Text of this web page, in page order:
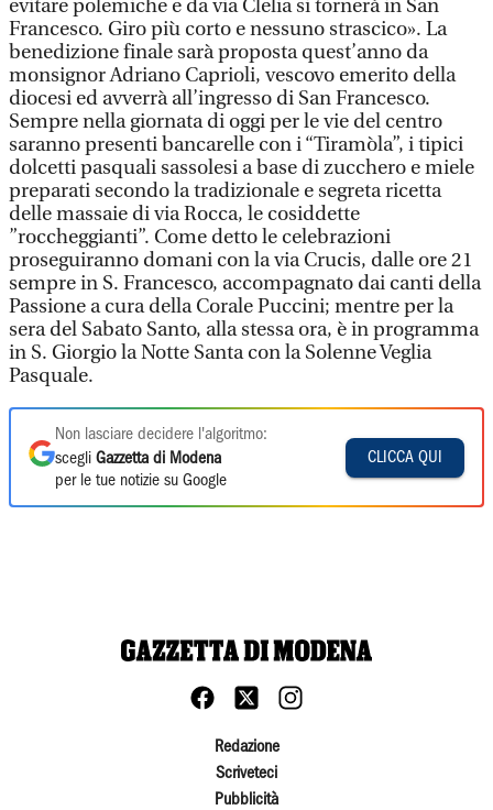
evitare polemiche e da via Clelia si tornerà in San
Francesco. Giro più corto e nessuno strascico». La
benedizione finale sarà proposta quest’anno da
monsignor Adriano Caprioli, vescovo emerito della
diocesi ed avverrà all’ingresso di San Francesco.
Sempre nella giornata di oggi per le vie del centro
saranno presenti bancarelle con i “Tiramòla”, i tipici
dolcetti pasquali sassolesi a base di zucchero e miele
preparati secondo la tradizionale e segreta ricetta
delle massaie di via Rocca, le cosiddette
”roccheggianti”. Come detto le celebrazioni
proseguiranno domani con la via Crucis, dalle ore 21
sempre in S. Francesco, accompagnato dai canti della
Passione a cura della Corale Puccini; mentre per la
sera del Sabato Santo, alla stessa ora, è in programma
in S. Giorgio la Notte Santa con la Solenne Veglia
Pasquale.
Non lasciare decidere l'algoritmo:
scegli Gazzetta di Modena
per le tue notizie su Google
CLICCA QUI
Redazione
Scriveteci
Pubblicità